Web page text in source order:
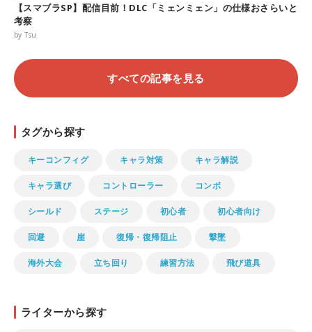
【スマブラSP】配信目前！DLC「ミェンミェン」の仕様おさらいと
考察
by Tsu
すべての記事を見る
タグから探す
キーコンフィグ キャラ対策 キャラ解説
キャラ選び コントローラー コンボ
シールド ステージ 初心者 初心者向け
回避 崖 復帰・復帰阻止 撃墜
海外大会 立ち回り 練習方法 飛び道具
ライターから探す